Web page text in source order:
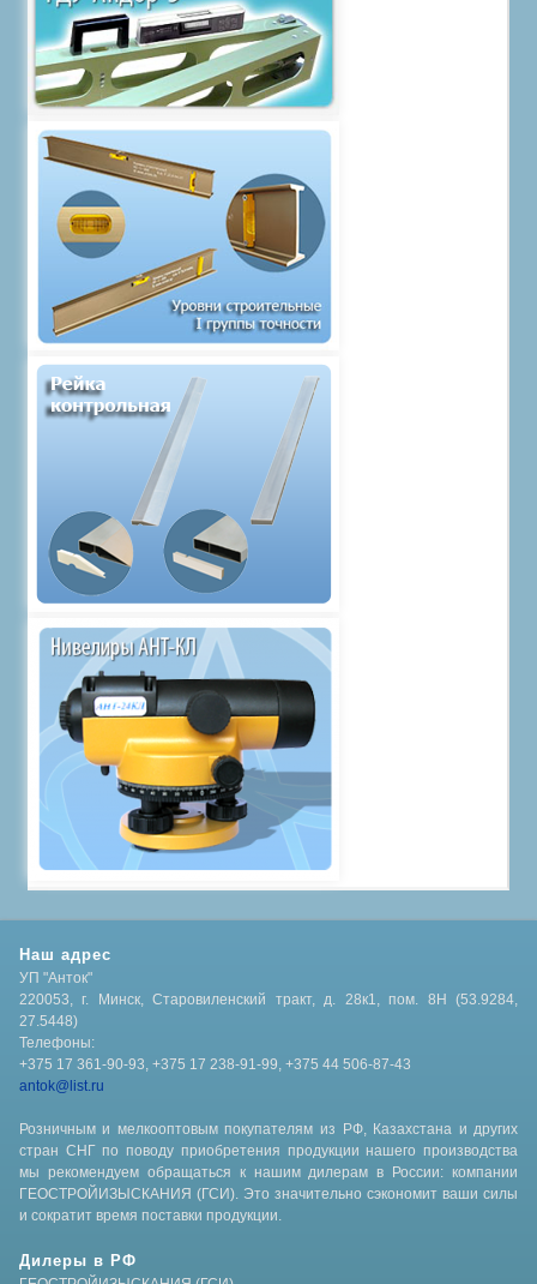
Наш адрес
УП "Анток"
220053, г. Минск, Старовиленский тракт, д. 28к1, пом. 8Н (53.9284,
27.5448)
Телефоны:
+375 17 361-90-93, +375 17 238-91-99, +375 44 506-87-43
antok@list.ru
Розничным и мелкооптовым покупателям из РФ, Казахстана и других
стран СНГ по поводу приобретения продукции нашего производства
мы рекомендуем обращаться к нашим дилерам в России: компании
ГЕОСТРОЙИЗЫСКАНИЯ (ГСИ). Это значительно сэкономит ваши силы
и сократит время поставки продукции.
Дилеры в РФ